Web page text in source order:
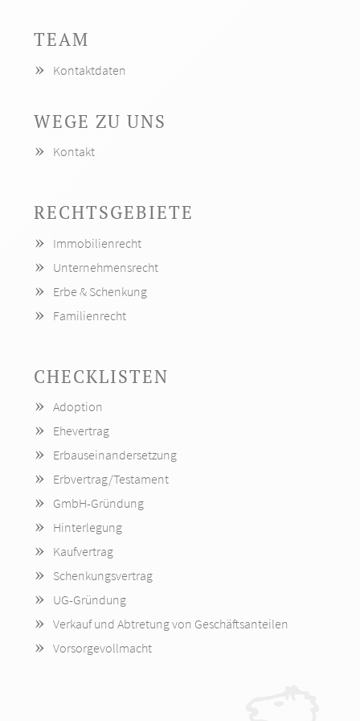
TEAM
Kontaktdaten
WEGE ZU UNS
Navigation
Kontakt
RECHTSGEBIETE
Navigation
überspringen
Immobilienrecht
Unternehmensrecht
Erbe & Schenkung
Familienrecht
CHECKLISTEN
Navigation
überspringen
Adoption
Ehevertrag
Erbauseinandersetzung
Erbvertrag/Testament
GmbH-Gründung
Hinterlegung
Kaufvertrag
Schenkungsvertrag
UG-Gründung
Verkauf und Abtretung von Geschäftsanteilen
Vorsorgevollmacht